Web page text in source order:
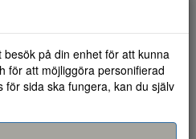
på din enhet för att kunna
för att möjliggöra personifierad
för sida ska fungera, kan du själv